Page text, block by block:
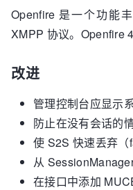
Openfire 是一个功能
XMPP 协议。Openfire
改进
管理控制台应显示
防止在没有会话的
使 S2S 快速丢弃
从
在接口中添加